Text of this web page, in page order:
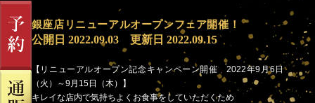
銀座店リニューアルオープンフェア開催！
公開日 2022.09.03更新日 2022.09.15
【リニューアルオープン記念キャンペーン開催 2022年9月6日
（火）～9月15日（木）】
キレイな店内で気持ちよくお食事をしていただくため